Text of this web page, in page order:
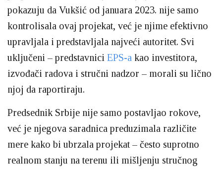
pokazuju da Vukšić od januara 2023. nije samo
kontrolisala ovaj projekat, već je njime efektivno
upravljala i predstavljala najveći autoritet. Svi
uključeni – predstavnici EPS-a kao investitora,
izvođači radova i stručni nadzor – morali su lično
njoj da raportiraju.
Predsednik Srbije nije samo postavljao rokove,
već je njegova saradnica preduzimala različite
mere kako bi ubrzala projekat – često suprotno
realnom stanju na terenu ili mišljenju stručnog